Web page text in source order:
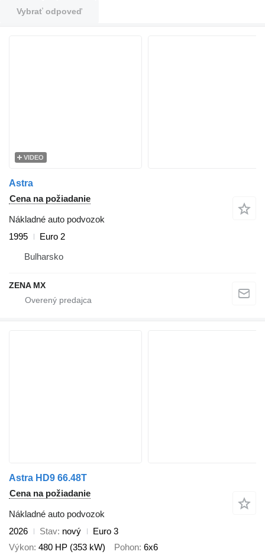
Vybrať odpoveď
VIDEO
Astra
Cena na požiadanie
Nákladné auto podvozok
1995
Euro 2
Bulharsko
ZENA MX
Astra HD9 66.48T
Cena na požiadanie
Nákladné auto podvozok
2026
Stav nový
Euro 3
Výkon 480 HP (353 kW) Pohon 6x6